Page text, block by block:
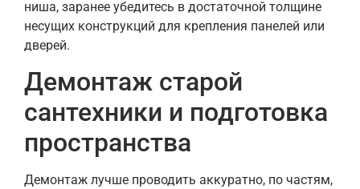
ниша, заранее убедитесь в достаточной толщине
несущих конструкций для крепления панелей или
дверей.
Демонтаж старой
сантехники и подготовка
пространства
Демонтаж лучше проводить аккуратно, по частям,